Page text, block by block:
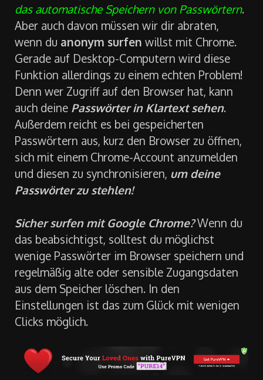
das automatische Speichern von Passwörtern.
Aber auch davon müssen wir dir abraten,
wenn du anonym surfen willst mit Chrome.
Gerade auf Desktop-Computern wird diese
Funktion allerdings zu einem echten Problem!
Denn wer Zugriff auf den Browser hat, kann
auch deine Passwörter in Klartext sehen.
Außerdem reicht es bei gespeicherten
Passwörtern aus, kurz den Browser zu öffnen,
sich mit einem Chrome-Account anzumelden
und diesen zu synchronisieren, um deine
Passwörter zu stehlen!
Sicher surfen mit Google Chrome?Wenn du
das beabsichtigst, solltest du möglichst
wenige Passwörter im Browser speichern und
regelmäßig alte oder sensible Zugangsdaten
aus dem Speicher löschen. In den
Einstellungen ist das zum Glück mit wenigen
Clicks möglich.